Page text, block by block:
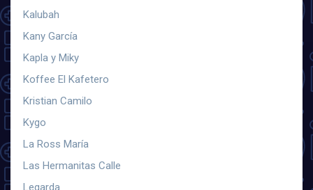
Kalubah
Kany García
Kapla y Miky
Koffee El Kafetero
Kristian Camilo
Kygo
La Ross María
Las Hermanitas Calle
Legarda